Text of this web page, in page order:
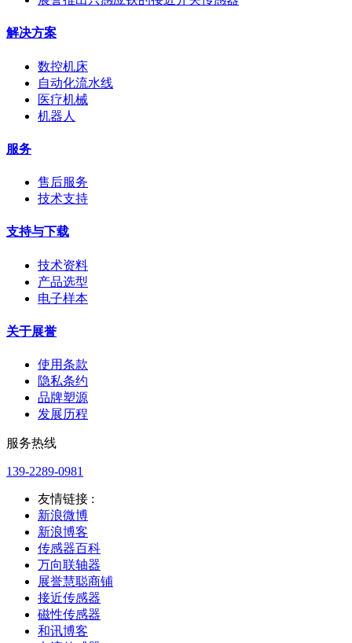
解决方案
数控机床
自动化流水线
医疗机械
机器人
服务
售后服务
技术支持
支持与下载
技术资料
产品选型
电子样本
关于展誉
使用条款
隐私条约
品牌塑源
发展历程
服务热线
139-2289-0981
友情链接 :
新浪微博
新浪博客
传感器百科
万向联轴器
展誉慧聪商铺
接近传感器
磁性传感器
和讯博客